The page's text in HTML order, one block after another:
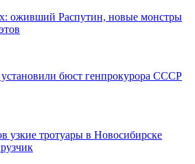
оживший Распутин, новые монстры
бюст генпрокурора СССР
узкие тротуары в Новосибирске